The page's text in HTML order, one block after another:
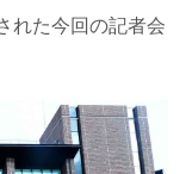
、新しいスターが
が込められた
・育成、地域活性』
市を中心に開催して
シリーズやRIZIN
り、この「RIZIN
れた今回の記者会